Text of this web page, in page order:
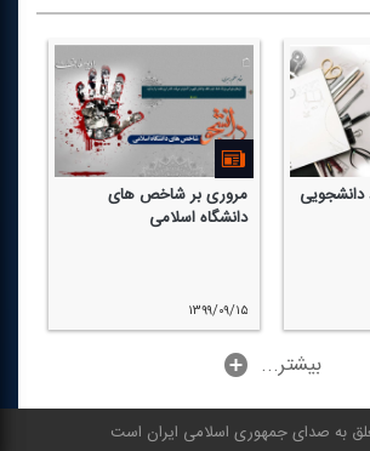
مروری بر شاخص های
دانشگاه اسلامی
۱۳۹۹/۰۹/۱۵
...بیشتر
به صدای جمهوری اسلامی ایران است